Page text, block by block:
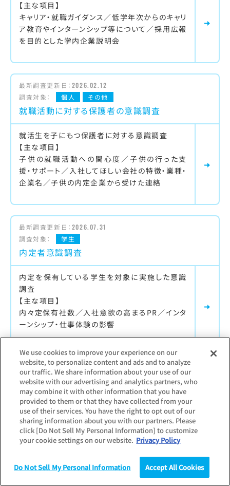
統計（データ） コラム
【主な項目】
キャリア・就職ガイダンス／低学年次からのキャリ
ア教育やインターンシップ等について／採用広報
を目的とした学内企業説明会
最新調査更新日： 2026.02.12
調査対象：
個人 その他
就職活動に対する保護者の意識調査
就活生を子にもつ保護者に対する意識調査
【主な項目】
子供の就職活動への関心度／子供の行った支
援・サポート／入社してほしい会社の特徴・業種・
企業名／子供の内定企業から受けた連絡
最新調査更新日： 2026.07.31
調査対象：
学生
内定者意識調査
内定を保有している学生を対象に実施した意識
調査
【主な項目】
内々定保有社数／入社意欲の高まるPR／インタ
ーンシップ・仕事体験の影響
最新調査更新日：2025.12.11
調査対象：
個人
入社半年後調査
学生就職モニターのその後（卒業・入社半年後）
を調査
【主な項目】
先のインターンシップ参加状況／入社前後のギャ
ップ／転職意向／新入社員生活を表す漢字一文
We use cookies to improve your experience on our
website, to personalize content and ads and to analyze
our traffic. We share information about your use of our
website with our advertising and analytics partners, who
may combine it with other information that you have
provided to them or that they have collected from your
use of their services. You have the right to opt out of our
sharing information about you with our partners. Please
click [Do Not Sell My Personal Information] to customize
your cookie settings on our website. Privacy Policy
Do Not Sell My Personal Information Accept All Cookies